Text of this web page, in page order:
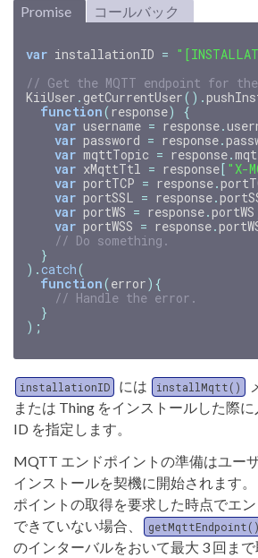
Promise
コールバック
var installationID =
// Get the MQTT endpoint for
KiiUser . getCurrentUser().
function(response)
{
var username = response.
var password = response.
var mqttTopic = response.
var xMqttTtl = response[ "X-
var portTCP = response.
var portSSL = response.
var portWS = response.portWS
var portWSS = response.
// Do something.
}
). catch(
function(error){
// Handle the error.
}
);
installationID には installMqtt()
または Thing をインストールした際
ID を指定します。
MQTT エンドポイントの準備はユー
インストールを契機に開始されます
ポイントの取得を要求した時点でエ
できていない場合、
getMqttEndpoint()
のインターバルをおいて最大 3 回まで